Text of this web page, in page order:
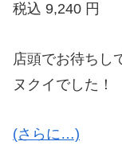
税込 9,240 円
店頭でお待ちし
ヌクイでした！
(さらに…)